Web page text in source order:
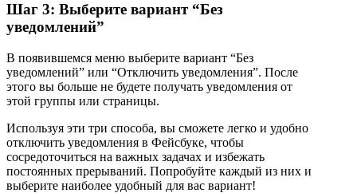
Шаг 3: Выберите вариант “Без
уведомлений”
В появившемся меню выберите вариант “Без
уведомлений” или “Отключить уведомления”. После
этого вы больше не будете получать уведомления от
этой группы или страницы.
Используя эти три способа, вы сможете легко и удобно
отключить уведомления в Фейсбуке, чтобы
сосредоточиться на важных задачах и избежать
постоянных прерываний. Попробуйте каждый из них и
выберите наиболее удобный для вас вариант!